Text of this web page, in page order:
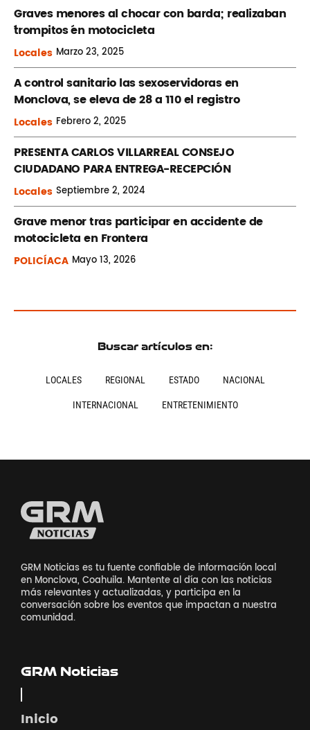
Graves menores al chocar con barda; realizaban
´trompitos ´en motocicleta
Locales Marzo23, 2025
A control sanitario las sexoservidoras en
Monclova, se eleva de 28 a 110 el registro
Locales Febrero2, 2025
PRESENTA CARLOS VILLARREAL CONSEJO
CIUDADANO PARA ENTREGA-RECEPCIÓN
Locales Septiembre2, 2024
Grave menor tras participar en accidente de
motocicleta en Frontera
POLICÍACA Mayo13, 2026
Buscar artículos en:
LOCALES REGIONAL ESTADO NACIONAL
INTERNACIONAL ENTRETENIMIENTO
GRM Noticias es tu fuente confiable de información local
en Monclova, Coahuila. Mantente al día con las noticias
más relevantes y actualizadas, y participa en la
conversación sobre los eventos que impactan a nuestra
comunidad.
GRM Noticias
Inicio